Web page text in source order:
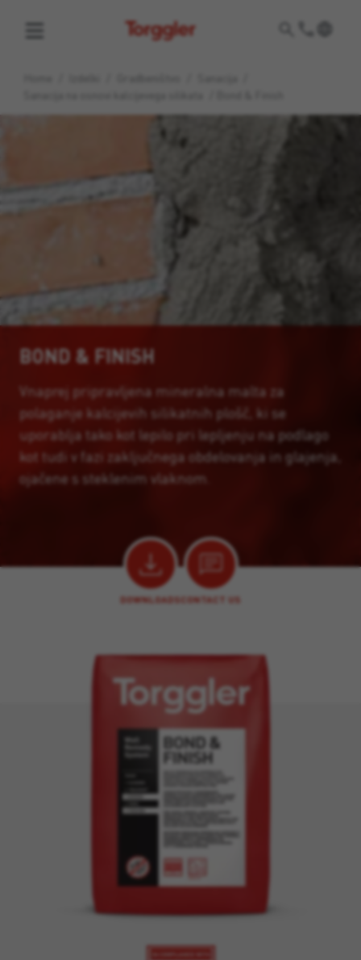
Torggler
BOND & FINISH
Vnaprej pripravljena mineralna malta za
polaganje kalcijevih silikatnih plošč, ki se
uporablja tako kot lepilo pri lepljenju na podlago
kot tudi v fazi zaključnega obdelovanja in glajenja,
ojačene s steklenim vlaknom.
DOWNLOADSCONTACT US